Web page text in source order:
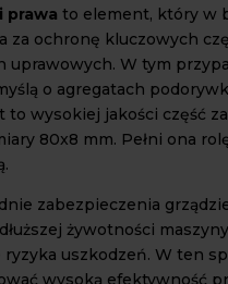
prawa to element, który w
za ochronę kluczowych
uprawowych. W tym
o agregatach
to wysokiej jakości część
80x8 mm. Pełni ona
zabezpieczenia
żywotności
uszkodzeń. W ten
wysoką efektywność